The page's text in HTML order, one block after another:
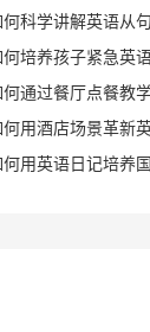
科学讲解英语从句